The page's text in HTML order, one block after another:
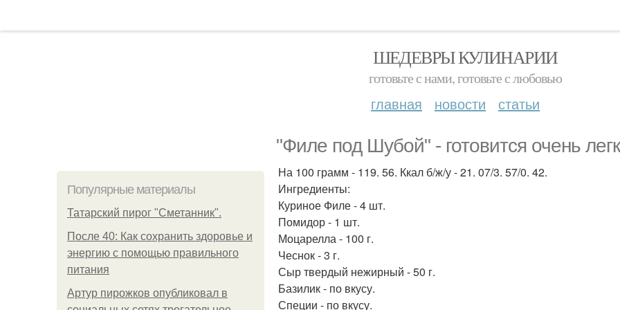
ШЕДЕВРЫ КУЛИНАРИИ
готовьте с нами, готовьте с любовью
главная новости статьи
"Филе под Шубой" - готовится очень
Популярные материалы
Татарский пирог "Сметанник".
После 40: Как сохранить здоровье и
энергию с помощью правильного
питания
Артур пирожков опубликовал в
На 100 грамм - 119. 56. Ккал б/ж/у - 21. 07/3. 57/0. 42.
Ингредиенты:
Куриное Филе - 4 шт.
Помидор - 1 шт.
Моцарелла - 100 г.
Чеснок - 3 г.
Сыр твердый нежирный - 50 г.
Базилик - по вкусу.
Специи - по вкусу.